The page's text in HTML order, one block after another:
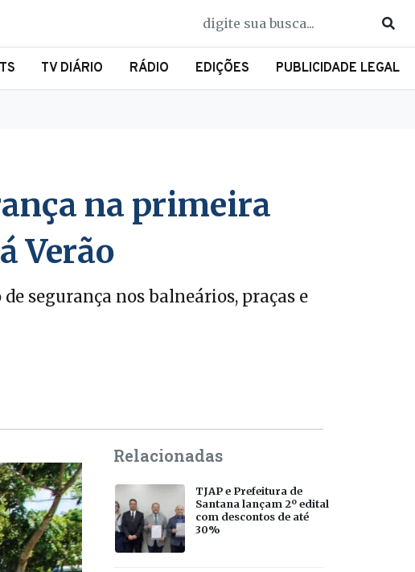
TV DIÁRIO RÁDIO EDIÇÕES PUBLICIDADE LEGAL
na primeira
Verão
segurança nos balneários, praças e
Relacionadas
TJAP e Prefeitura de
Santana lançam 2º edital
com descontos de até
30%